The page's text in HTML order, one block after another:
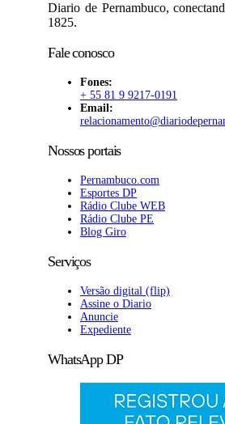
Diario de Pernambuco,
1825.
Fale conosco
Fones:
+ 55 81 9 9217-0191
Email:
Nossos portais
Pernambuco.com
Esportes DP
Rádio Clube WEB
Rádio Clube PE
Blog Giro
Serviços
Versão digital (flip)
Assine o Diario
Anuncie
Expediente
WhatsApp DP